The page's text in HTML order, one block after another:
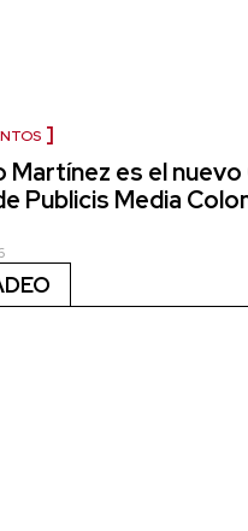
Martínez es el
Publicis Media